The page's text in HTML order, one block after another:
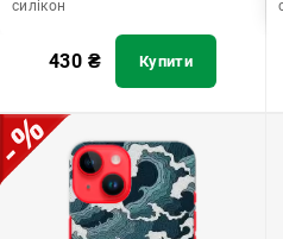
силікон
430 ₴ Купити